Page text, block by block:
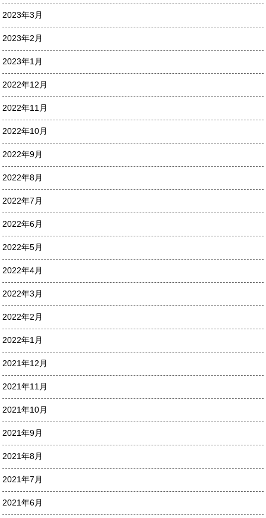
2023年3月
2023年2月
2023年1月
2022年12月
2022年11月
2022年10月
2022年9月
2022年8月
2022年7月
2022年6月
2022年5月
2022年4月
2022年3月
2022年2月
2022年1月
2021年12月
2021年11月
2021年10月
2021年9月
2021年8月
2021年7月
2021年6月